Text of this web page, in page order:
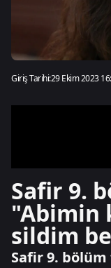
Giriş Tarihi:29 Ekim 2023
Safir 9.
"Abimin
sildim
Safir 9.